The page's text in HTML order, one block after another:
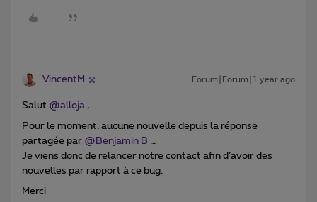
VincentM Forum|Forum|1 year ago
Salut ​ @alloja ,
Pour le moment, aucune nouvelle depuis la réponse
partagée par ​ @Benjamin B …
Je viens donc de relancer notre contact afin d’avoir des
nouvelles par rapport à ce bug.
Merci